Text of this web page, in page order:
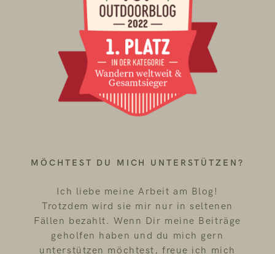
MÖCHTEST DU MICH UNTERSTÜTZEN?
Ich liebe meine Arbeit am Blog!
Trotzdem wird sie mir nur in seltenen
Fällen bezahlt. Wenn Dir meine Beiträge
geholfen haben und du mich gern
unterstützen möchtest, freue ich mich